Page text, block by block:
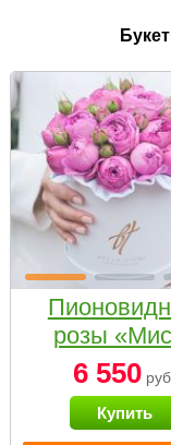
розы
бабблс» в
коробке
6 550
Купить